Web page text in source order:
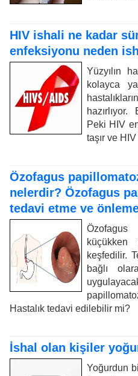
HIV ishali ne kadar
enfeksiyonu neden
Yüzyılın
kolayca
Peki HIV
taşır ve
Özofagus
nelerdir? Özofagus
tedavi etme ve
küçükken
keşfedilir.
bağlı
Hastalık tedavi edilebilir mi?
İshal olan kişiler
Yoğurdun